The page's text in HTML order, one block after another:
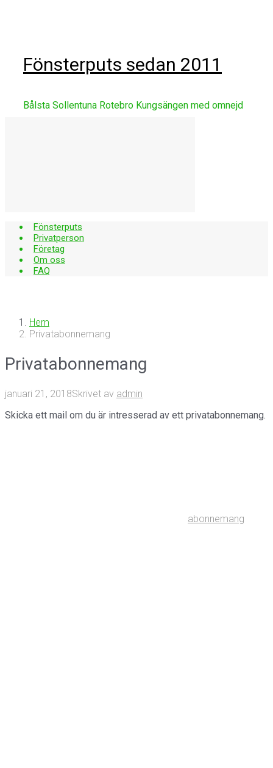
Fönsterputs sedan 2011
Bålsta Sollentuna Rotebro Kungsängen med omnejd
Fönsterputs
Privatperson
Företag
Om oss
FAQ
Hem
Privatabonnemang
Privatabonnemang
januari 21, 2018Skrivet av admin
Skicka ett mail om du är intresserad av ett privatabonnemang.
abonnemang